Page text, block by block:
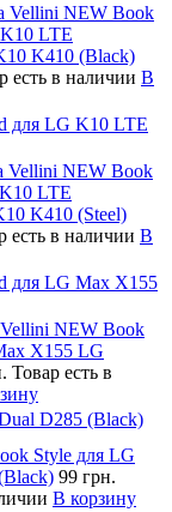
Vellini NEW Book
LTE
K410 (Black)
есть в наличии В
для LG K10 LTE
Vellini NEW Book
LTE
K410 (Steel)
есть в наличии В
для LG Max X155
NEW Book
X155 LG
Товар есть в
D285 (Black)
Style для LG
99 грн.
В корзину